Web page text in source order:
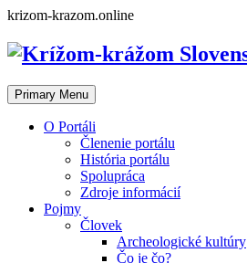
Skip
content
krizom-krazom.online
Primary Menu
O Portáli
Členenie portálu
História portálu
Spolupráca
Zdroje informácií
Pojmy
Človek
Archeologické kultúry
Čo je čo?